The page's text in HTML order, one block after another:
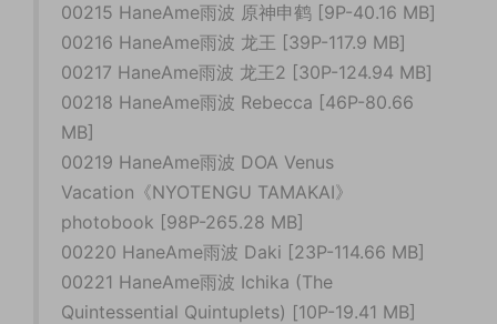
00215 HaneAme雨波 原神申鹤 [9P-40.16 MB]
00216 HaneAme雨波 龙王 [39P-117.9 MB]
00217 HaneAme雨波 龙王2 [30P-124.94 MB]
00218 HaneAme雨波 Rebecca [46P-80.66
MB]
00219 HaneAme雨波 DOA Venus
Vacation《NYOTENGU TAMAKAI》
photobook [98P-265.28 MB]
00220 HaneAme雨波 Daki [23P-114.66 MB]
00221 HaneAme雨波 Ichika (The
Quintessential Quintuplets) [10P-19.41 MB]